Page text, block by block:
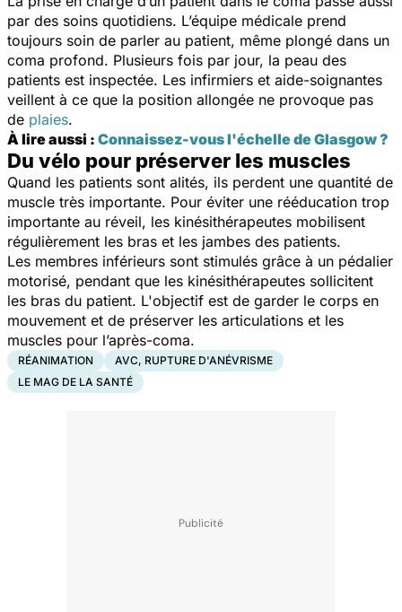
par des soins quotidiens. L’équipe médicale prend
toujours soin de parler au patient, même plongé dans un
coma profond. Plusieurs fois par jour, la peau des
patients est inspectée. Les infirmiers et aide-soignantes
veillent à ce que la position allongée ne provoque pas
de plaies.
À lire aussi : Connaissez-vous l'échelle de Glasgow ?
Du vélo pour préserver les muscles
Quand les patients sont alités, ils perdent une quantité de
muscle très importante. Pour éviter une rééducation trop
importante au réveil, les kinésithérapeutes mobilisent
régulièrement les bras et les jambes des patients.
Les membres inférieurs sont stimulés grâce à un pédalier
motorisé, pendant que les kinésithérapeutes sollicitent
les bras du patient. L'objectif est de garder le corps en
mouvement et de préserver les articulations et les
muscles pour l’après-coma.
RÉANIMATION
AVC, RUPTURE D'ANÉVRISME
LE MAG DE LA SANTÉ